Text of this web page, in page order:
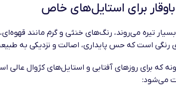
برای استایل‌های خاص
تیره می‌روند، رنگ‌های خنثی و گرم مانند
است که حس پایداری، اصالت و نزدیکی به
که برای روزهای آفتابی و استایل‌های کژوال عالی
می‌شود: